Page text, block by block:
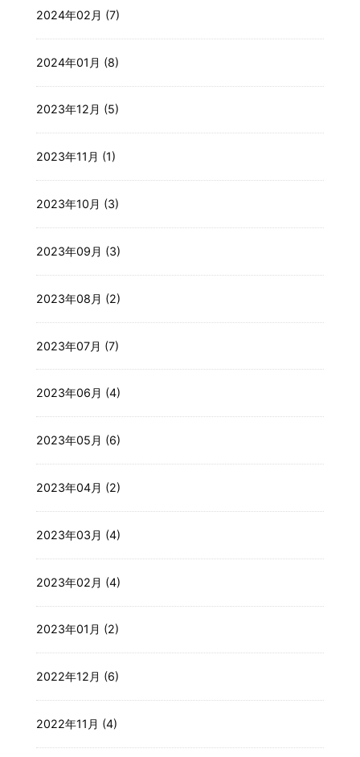
2024年02月 (7)
2024年01月 (8)
2023年12月 (5)
2023年11月 (1)
2023年10月 (3)
2023年09月 (3)
2023年08月 (2)
2023年07月 (7)
2023年06月 (4)
2023年05月 (6)
2023年04月 (2)
2023年03月 (4)
2023年02月 (4)
2023年01月 (2)
2022年12月 (6)
2022年11月 (4)